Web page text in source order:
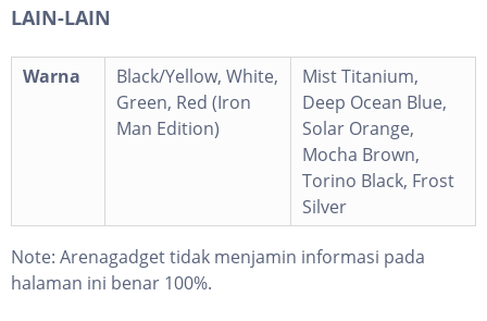
LAIN-LAIN
Warna
Black/Yellow, White,
Green, Red (Iron
Man Edition)
Mist Titanium,
Deep Ocean Blue,
Solar Orange,
Mocha Brown,
Torino Black, Frost
Silver
Note: Arenagadget tidak menjamin informasi pada
halaman ini benar 100%.